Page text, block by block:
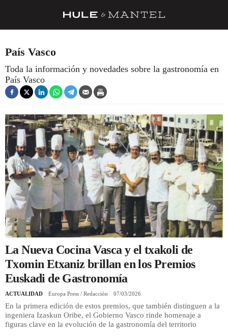
DESPENSA
BARRAS Y ESTRELLAS
DÓNDE COMER
ÍDOLOS DE MESAS
CUADERNO DE VIAJE
TRADICIÓN
MENÚ DEL DÍA
A CUCHILLO
REGISTRO
INICIAR SESIÓN
País Vasco
Toda la información y novedades sobre la gastronomía en
País Vasco
La Nueva Cocina Vasca y el txakoli de
Txomin Etxaniz brillan en los Premios
Euskadi de Gastronomía
ACTUALIDAD Europa Press / Redacción 07/03/2026
En la primera edición de estos premios, que también distinguen a la
ingeniera Izaskun Oribe, el Gobierno Vasco rinde homenaje a
figuras clave en la evolución de la gastronomía del territorio